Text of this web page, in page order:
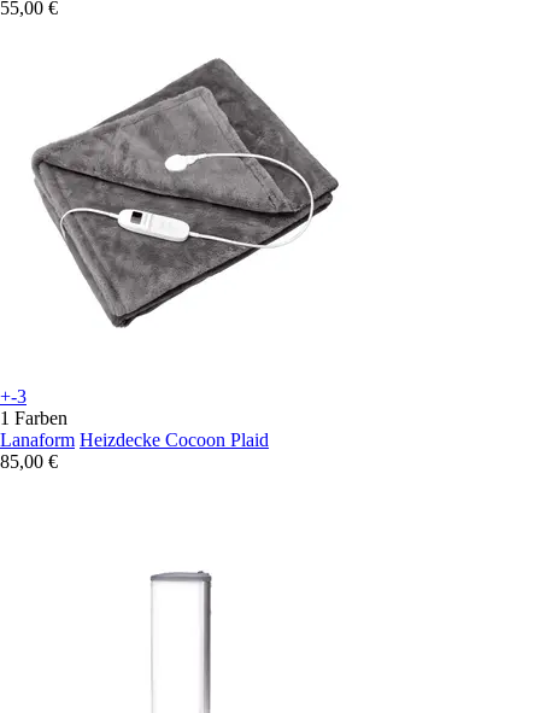
55,00 €
+-3
1 Farben
Lanaform Heizdecke Cocoon Plaid
85,00 €